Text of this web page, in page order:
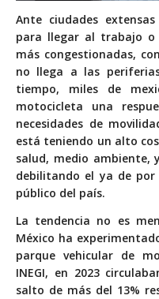
Ante ciudades
para llegar al trabajo o
más congestionadas,
no llega a las
tiempo, miles de
motocicleta una
necesidades de
está teniendo un alto
salud, medio ambiente,
debilitando el ya de
público del país.
La tendencia no es
México ha
parque vehicular de
INEGI, en 2023
salto de más del 13%